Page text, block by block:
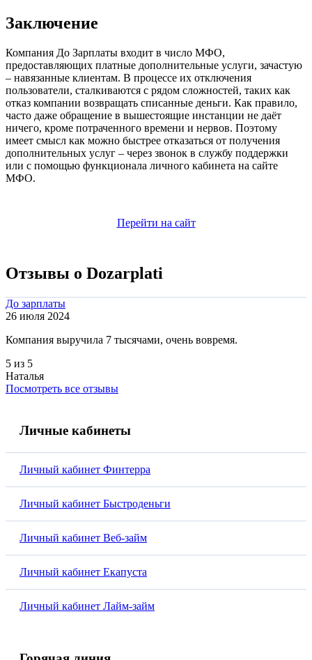
Заключение
Компания До Зарплаты входит в число МФО,
предоставляющих платные дополнительные услуги, зачастую
– навязанные клиентам. В процессе их отключения
пользователи, сталкиваются с рядом сложностей, таких как
отказ компании возвращать списанные деньги. Как правило,
часто даже обращение в вышестоящие инстанции не даёт
ничего, кроме потраченного времени и нервов. Поэтому
имеет смысл как можно быстрее отказаться от получения
дополнительных услуг – через звонок в службу поддержки
или с помощью функционала личного кабинета на сайте
МФО.
Перейти на сайт
Отзывы о Dozarplati
До зарплаты
26 июля 2024
Компания выручила 7 тысячами, очень вовремя.
5 из 5
Наталья
Посмотреть все отзывы
Личные кабинеты
Личный кабинет Финтерра
Личный кабинет Быстроденьги
Личный кабинет Веб-займ
Личный кабинет Екапуста
Личный кабинет Лайм-займ